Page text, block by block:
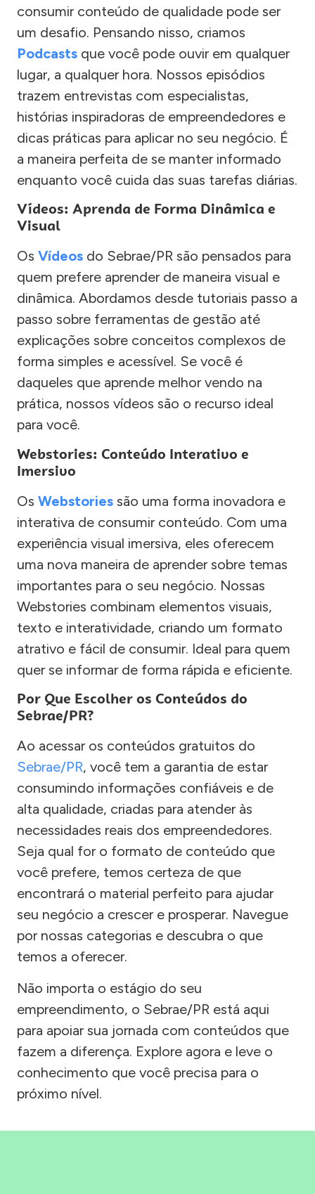
consumir conteúdo de qualidade pode ser
um desafio. Pensando nisso, criamos
Podcasts que você pode ouvir em qualquer
lugar, a qualquer hora. Nossos episódios
trazem entrevistas com especialistas,
histórias inspiradoras de empreendedores e
dicas práticas para aplicar no seu negócio. É
a maneira perfeita de se manter informado
enquanto você cuida das suas tarefas diárias.
Vídeos: Aprenda de Forma Dinâmica e
Visual
Os Vídeos do Sebrae/PR são pensados para
quem prefere aprender de maneira visual e
dinâmica. Abordamos desde tutoriais passo a
passo sobre ferramentas de gestão até
explicações sobre conceitos complexos de
forma simples e acessível. Se você é
daqueles que aprende melhor vendo na
prática, nossos vídeos são o recurso ideal
para você.
Webstories: Conteúdo Interativo e
Imersivo
Os Webstories são uma forma inovadora e
interativa de consumir conteúdo. Com uma
experiência visual imersiva, eles oferecem
uma nova maneira de aprender sobre temas
importantes para o seu negócio. Nossas
Webstories combinam elementos visuais,
texto e interatividade, criando um formato
atrativo e fácil de consumir. Ideal para quem
quer se informar de forma rápida e eficiente.
Por Que Escolher os Conteúdos do
Sebrae/PR?
Ao acessar os conteúdos gratuitos do
Sebrae/PR, você tem a garantia de estar
consumindo informações confiáveis e de
alta qualidade, criadas para atender às
necessidades reais dos empreendedores.
Seja qual for o formato de conteúdo que
você prefere, temos certeza de que
encontrará o material perfeito para ajudar
seu negócio a crescer e prosperar. Navegue
por nossas categorias e descubra o que
temos a oferecer.
Não importa o estágio do seu
empreendimento, o Sebrae/PR está aqui
para apoiar sua jornada com conteúdos que
fazem a diferença. Explore agora e leve o
conhecimento que você precisa para o
próximo nível.